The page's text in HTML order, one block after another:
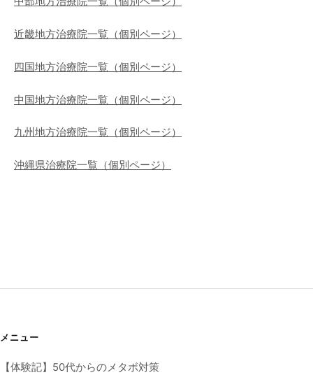
近畿地方治療院一覧（個別ページ）
四国地方治療院一覧（個別ページ）
中国地方治療院一覧（個別ページ）
九州地方治療院一覧（個別ページ）
沖縄県治療院一覧（個別ページ）
メニュー
【体験記】50代からのメタボ対策